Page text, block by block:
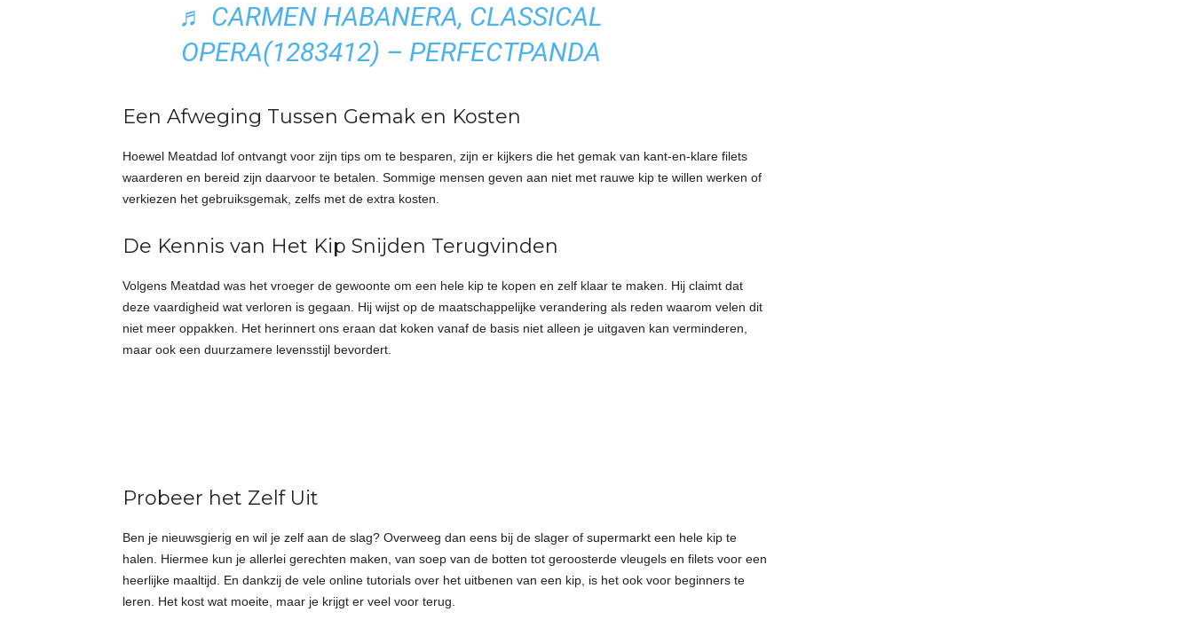
♬ CARMEN HABANERA, CLASSICAL
OPERA(1283412) – PERFECTPANDA
Een Afweging Tussen Gemak en Kosten
Hoewel Meatdad lof ontvangt voor zijn tips om te besparen, zijn er kijkers die het gemak van kant-en-klare filets
waarderen en bereid zijn daarvoor te betalen. Sommige mensen geven aan niet met rauwe kip te willen werken of
verkiezen het gebruiksgemak, zelfs met de extra kosten.
De Kennis van Het Kip Snijden Terugvinden
Volgens Meatdad was het vroeger de gewoonte om een hele kip te kopen en zelf klaar te maken. Hij claimt dat
deze vaardigheid wat verloren is gegaan. Hij wijst op de maatschappelijke verandering als reden waarom velen dit
niet meer oppakken. Het herinnert ons eraan dat koken vanaf de basis niet alleen je uitgaven kan verminderen,
maar ook een duurzamere levensstijl bevordert.
Probeer het Zelf Uit
Ben je nieuwsgierig en wil je zelf aan de slag? Overweeg dan eens bij de slager of supermarkt een hele kip te
halen. Hiermee kun je allerlei gerechten maken, van soep van de botten tot geroosterde vleugels en filets voor een
heerlijke maaltijd. En dankzij de vele online tutorials over het uitbenen van een kip, is het ook voor beginners te
leren. Het kost wat moeite, maar je krijgt er veel voor terug.